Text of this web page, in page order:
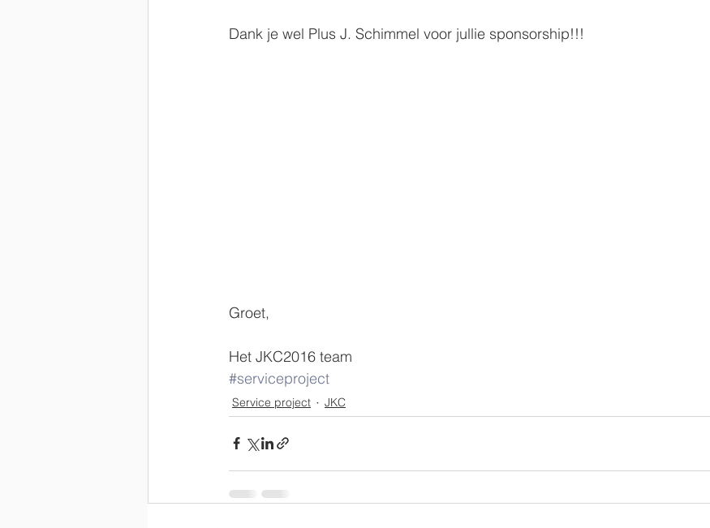
Dank je wel Plus J. Schimmel voor jullie sponsorship!!!
Groet,
Het JKC2016 team
#serviceproject
Service project JKC